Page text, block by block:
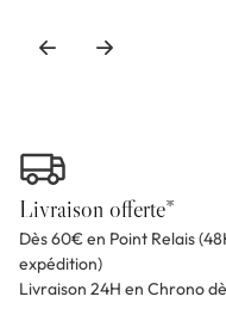
Livraison offerte*
Dès 60€ en Point Relais
expédition)
Livraison 24H en Chrono